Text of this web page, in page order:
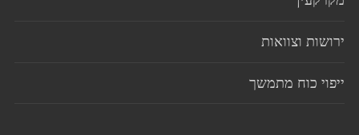
ירושות וצוואות
ייפוי כוח מתמשך